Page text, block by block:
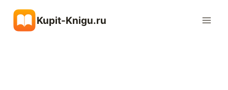
содержимому
Kupit-Knigu.ru